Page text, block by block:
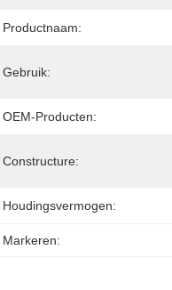
Productnaam:
Gebruik:
OEM-Producten:
Constructure:
Houdingsvermogen:
Markeren: